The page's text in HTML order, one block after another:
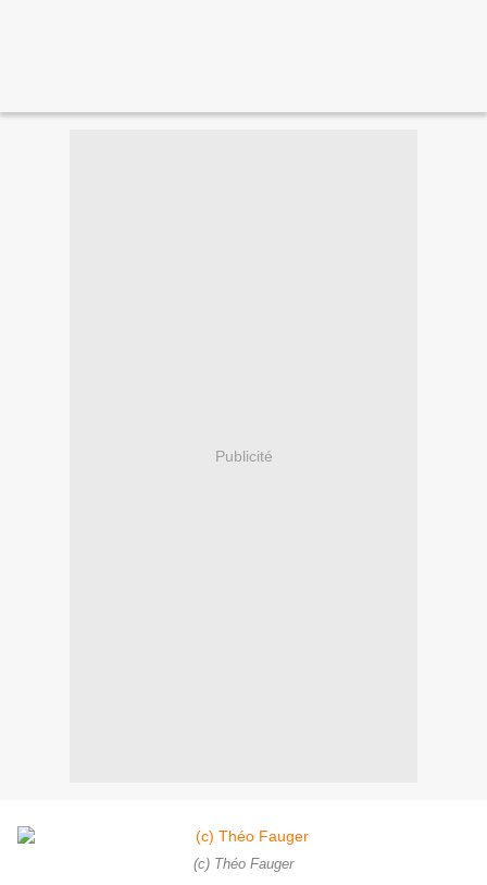
Publicité
(c) Théo Fauger